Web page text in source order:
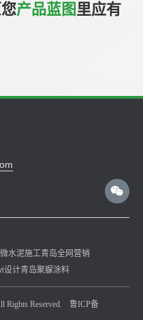
产品蓝图里应有
微水泥施工青岛全网营销
设计青岛聚脲涂料
Reserved.
鲁ICP备